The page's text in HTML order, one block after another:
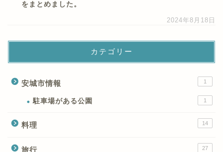
をまとめました。
2024年8月18日
カテゴリー
安城市情報 1
駐車場がある公園 1
料理 14
旅行 27